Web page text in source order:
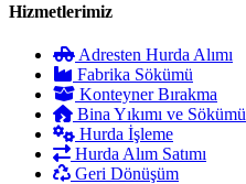
Hizmetlerimiz
Adresten Hurda Alımı
Fabrika Sökümü
Konteyner Bırakma
Bina Yıkımı ve Sökümü
Hurda İşleme
Hurda Alım Satımı
Geri Dönüşüm